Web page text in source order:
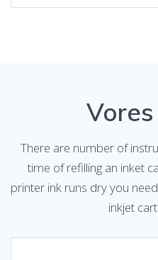
There are number of
time of refilling an inket
printer ink runs dry you
inkjet